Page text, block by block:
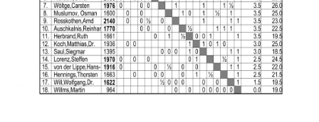
Verein
Anfahrt
Vorstand
Mitglieder